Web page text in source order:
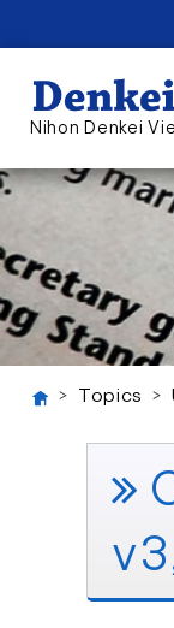
Nihon Denkei
Topics